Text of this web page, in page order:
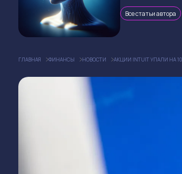
Все статьи автора
ГЛАВНАЯ ФИНАНСЫ НОВОСТИ АКЦИИ INTUIT УПАЛИ НА